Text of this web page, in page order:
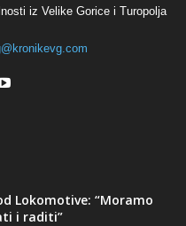
iz Velike Gorice i Turopolja
Lokomotive: “Moramo
i raditi”